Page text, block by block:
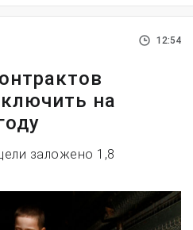
12:54
на
заложено 1,8